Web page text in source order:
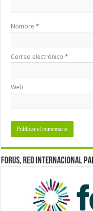
Nombre*
Correo electrónico*
Web
Forus, red internacional